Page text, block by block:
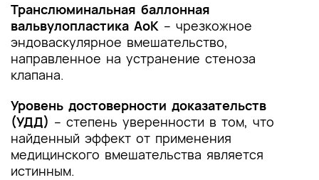
Транслюминальная баллонная
вальвулопластика АоК – чрезкожное
эндоваскулярное вмешательство,
направленное на устранение стеноза
клапана.
Уровень достоверности доказательств
(УДД) – степень уверенности в том, что
найденный эффект от применения
медицинского вмешательства является
истинным.